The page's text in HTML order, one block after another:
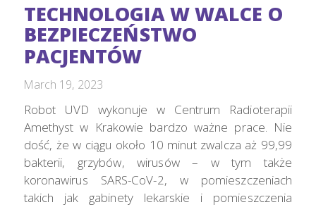
TECHNOLOGIA W WALCE O
BEZPIECZEŃSTWO
PACJENTÓW
March 19, 2023
Robot UVD wykonuje w Centrum Radioterapii
Amethyst w Krakowie bardzo ważne prace. Nie
dość, że w ciągu około 10 minut zwalcza aż 99,99
bakterii, grzybów, wirusów – w tym także
koronawirus SARS-CoV-2, w pomieszczeniach
takich jak gabinety lekarskie i pomieszczenia